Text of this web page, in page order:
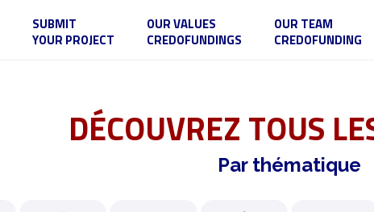
SUBMIT
YOUR PROJECT
OUR VALUES
CREDOFUNDINGS
OUR TEAM
CREDOFUNDING
DÉCOUVREZ TOUS
Par thématique